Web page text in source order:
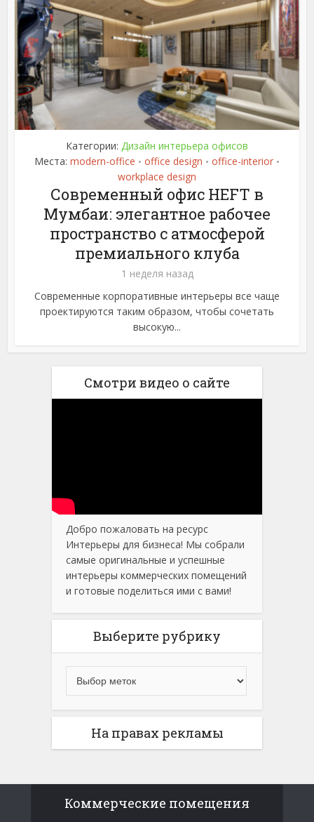
Категории: Дизайн интерьера офисов
Места: modern-office • office design • office-interior •
workplace design
Современный офис HEFT в
Мумбаи: элегантное рабочее
пространство с атмосферой
премиального клуба
1 неделя назад
Современные корпоративные интерьеры все чаще
проектируются таким образом, чтобы сочетать
высокую...
Смотри видео о сайте
Добро пожаловать на ресурс
Интерьеры для бизнеса! Мы собрали
самые оригинальные и успешные
интерьеры коммерческих помещений
и готовые поделиться ими с вами!
Выберите рубрику
На правах рекламы
Коммерческие помещения